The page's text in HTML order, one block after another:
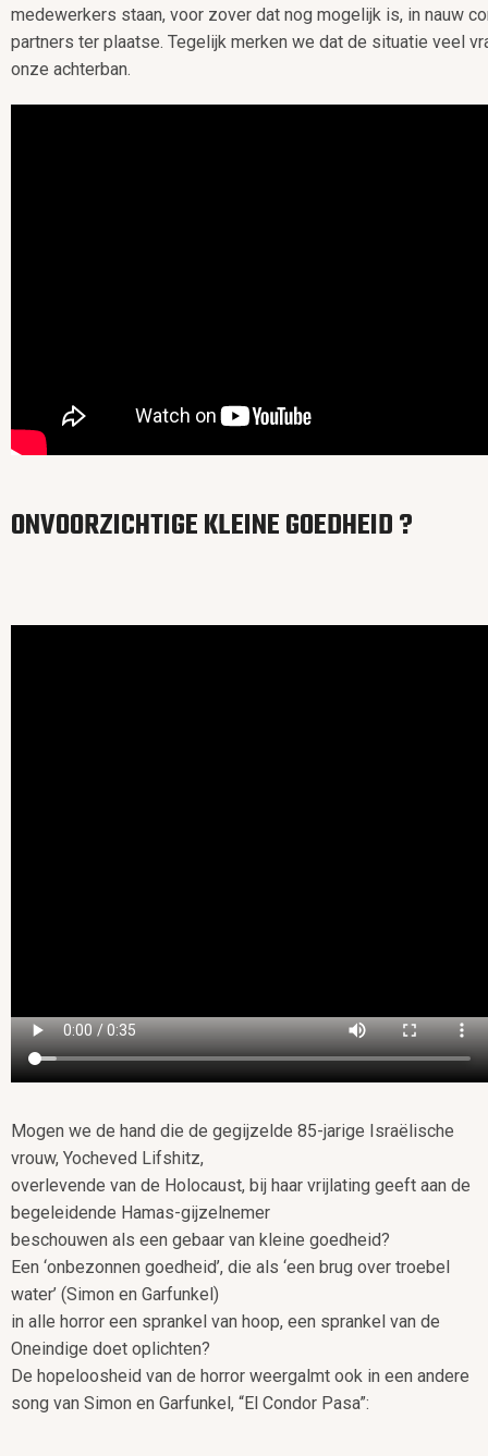
medewerkers staan, voor zover dat nog mogelijk is, in nauw
partners ter plaatse. Tegelijk merken we dat de situatie veel
onze achterban.
ONVOORZICHTIGE KLEINE GOEDHEID ?
Mogen we de hand die de gegijzelde 85-jarige Israëlische
vrouw, Yocheved Lifshitz,
overlevende van de Holocaust, bij haar vrijlating geeft aan de
begeleidende Hamas-gijzelnemer
beschouwen als een gebaar van kleine goedheid?
Een ‘onbezonnen goedheid’, die als ‘een brug over troebel
water’ (Simon en Garfunkel)
in alle horror een sprankel van hoop, een sprankel van de
Oneindige doet oplichten?
De hopeloosheid van de horror weergalmt ook in een andere
song van Simon en Garfunkel, “El Condor Pasa”: